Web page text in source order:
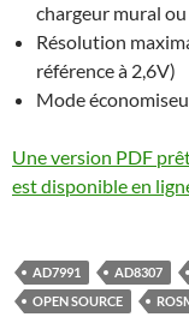
chargeur mural ou
Résolution
référence à 2,6V)
Mode
Une version PDF
est disponible en
AD7991 AD8307
OPEN SOURCE